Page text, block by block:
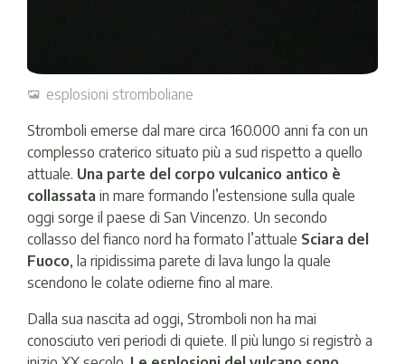
esplosioni stromboliane
Stromboli emerse dal mare circa 160.000 anni fa con un
complesso craterico situato più a sud rispetto a quello
attuale. Una parte del corpo vulcanico antico è
collassata in mare formando l’estensione sulla quale
oggi sorge il paese di San Vincenzo. Un secondo
collasso del fianco nord ha formato l’attuale Sciara del
Fuoco, la ripidissima parete di lava lungo la quale
scendono le colate odierne fino al mare.
Dalla sua nascita ad oggi, Stromboli non ha mai
conosciuto veri periodi di quiete. Il più lungo si registrò a